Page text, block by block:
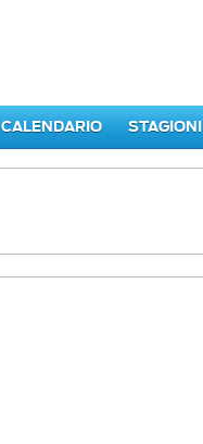
CALENDARIO STAGIONI